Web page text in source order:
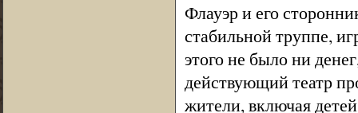
Флауэр и его
стабильной труппе,
этого не было ни
действующий театр
жители, включая